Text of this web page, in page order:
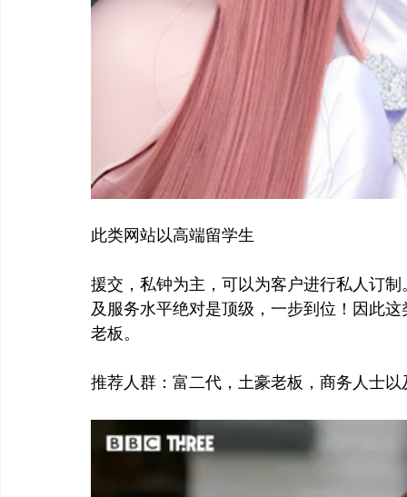
此类网站以高端留学生
援交，私钟为主，可以为客户进行私人订
及服务水平绝对是顶级，一步到位！因此
老板。
推荐人群：富二代，土豪老板，商务人士